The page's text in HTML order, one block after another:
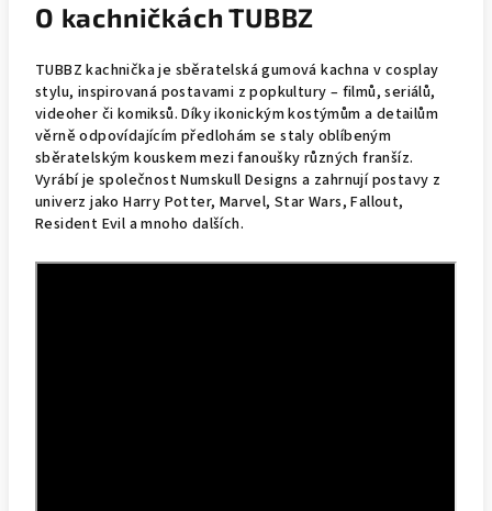
O kachničkách TUBBZ
TUBBZ kachnička je sběratelská gumová kachna v cosplay
stylu, inspirovaná postavami z popkultury – filmů, seriálů,
videoher či komiksů. Díky ikonickým kostýmům a detailům
věrně odpovídajícím předlohám se staly oblíbeným
sběratelským kouskem mezi fanoušky různých franšíz.
Vyrábí je společnost Numskull Designs a zahrnují postavy z
univerz jako Harry Potter, Marvel, Star Wars, Fallout,
Resident Evil a mnoho dalších.